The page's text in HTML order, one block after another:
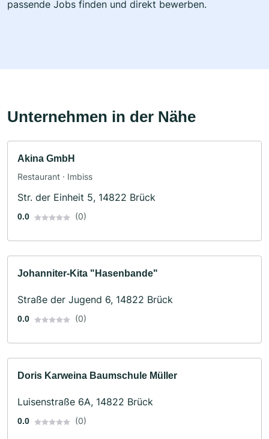
passende Jobs finden und direkt bewerben.
Unternehmen in der Nähe
Akina GmbH
Restaurant · Imbiss
Str. der Einheit 5, 14822 Brück
0.0 (0)
Johanniter-Kita "Hasenbande"
Straße der Jugend 6, 14822 Brück
0.0 (0)
Doris Karweina Baumschule Müller
Luisenstraße 6A, 14822 Brück
0.0 (0)